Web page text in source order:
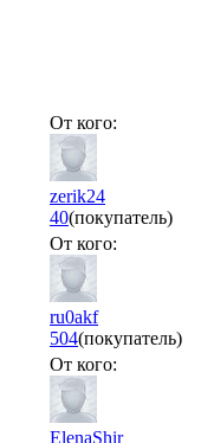
От кого:
zerik24
40(покупатель)
От кого:
ru0akf
504(покупатель)
От кого:
ElenaShir